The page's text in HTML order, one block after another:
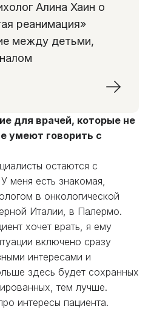
Алина Хаин о
реанимация»
между детьми,
для врачей, которые не
умеют говорить с
остаются с
меня есть знакомая,
в онкологической
Италии, в Палермо.
хочет врать, я ему
включено сразу
интересами и
здесь будет сохранных
тем лучше.
интересы пациента.